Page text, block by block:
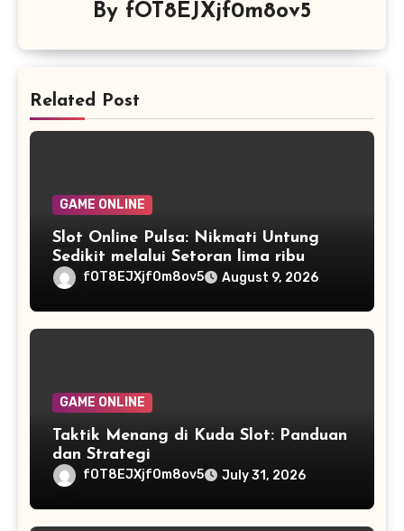
By fOT8EJXjf0m8ov5
Related Post
GAME ONLINE
Slot Online Pulsa: Nikmati Untung
Sedikit melalui Setoran lima ribu
fOT8EJXjf0m8ov5 August 9, 2026
GAME ONLINE
Taktik Menang di Kuda Slot: Panduan
dan Strategi
fOT8EJXjf0m8ov5 July 31, 2026